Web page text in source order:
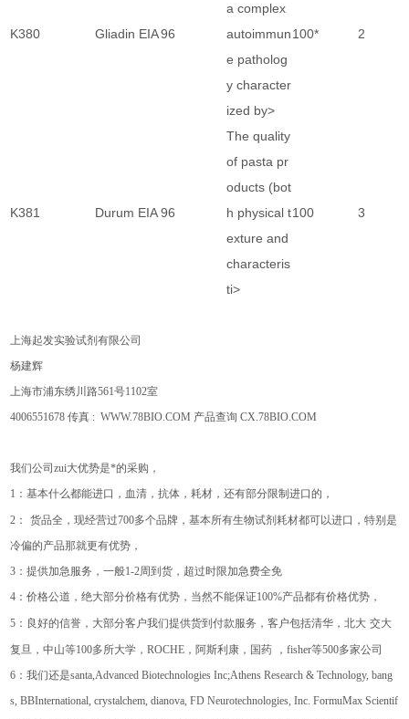
K380 Gliadin EIA96
a complex
autoimmun
e patholog
y character
ized by>
100* 2
K381 Durum EIA 96
The quality
of pasta pr
oducts (bot
h physical t
exture and
characteris
ti>
100 3
上海起发实验试剂有限公司
杨建辉
上海市浦东绣川路561号1102室
4006551678传真 : WWW.78BIO.COM 产品查询 CX.78BIO.COM
我们公司zui大优势是*的采购，
1 ：基本什么都能进口，血清，抗体，耗材，还有部分限制进口的，
2 ： 货品全，现经营过700多个品牌，基本所有生物试剂耗材都可以进口，特别是
冷偏的产品那就更有优势，
3 ：提供加急服务，一般1-2周到货，超过时限加急费全免
4 ：价格公道，绝大部分价格有优势，当然不能保证100%产品都有价格优势，
5 ：良好的信誉，大部分客户我们提供货到付款服务，客户包括清华，北大 交大
复旦，中山等100多所大学，ROCHE ，阿斯利康，国药 ，fisher等500多家公司
6 ：我们还是santa,Advanced Biotechnologies Inc;Athens Research & Technology, bang
s, BBInternational, crystalchem, dianova, FD Neurotechnologies, Inc. FormuMax Scientif